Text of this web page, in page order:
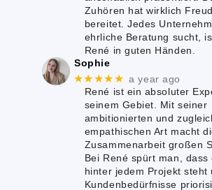
Zuhören hat wirklich
bereitet. Jedes
ehrliche Beratung sucht,
René in guten Händen.
Sophie
★★★★★ a year ago
René ist ein absoluter
seinem Gebiet. Mit seiner
ambitionierten und
empathischen Art macht
Zusammenarbeit großen
Bei René spürt man, dass
hinter jedem Projekt steht
Kundenbedürfnisse